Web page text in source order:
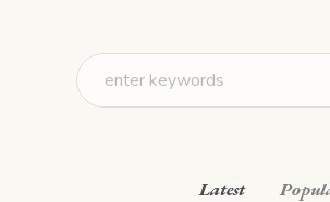
Latest